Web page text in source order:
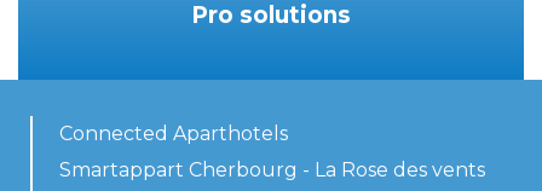
Pro solutions
Connected Aparthotels
Smartappart Cherbourg - La Rose des vents